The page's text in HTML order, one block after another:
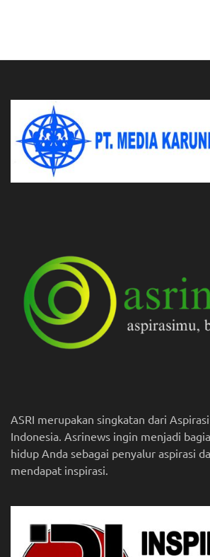
ASRI merupakan singkatan dari
Indonesia. Asrinews ingin menjadi
hidup Anda sebagai penyalur aspirasi
mendapat inspirasi.